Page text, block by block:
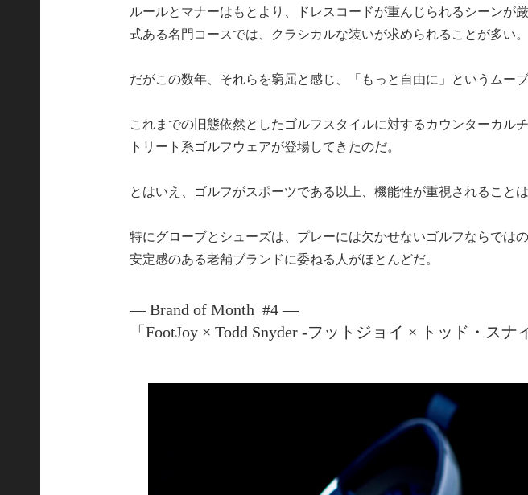
ルールとマナーはもとより、ドレスコードが重んじられるシーンが
式ある名門コースでは、クラシカルな装いが求められることが多い。
だがこの数年、それらを窮屈と感じ、「もっと自由に」というムー
これまでの旧態依然としたゴルフスタイルに対するカウンターカル
トリート系ゴルフウェアが登場してきたのだ。
とはいえ、ゴルフがスポーツである以上、機能性が重視されることは
特にグローブとシューズは、プレーには欠かせないゴルフならでは
安定感のある老舗ブランドに委ねる人がほとんどだ。
― Brand of Month_#4 ―
「FootJoy × Todd Snyder -フットジョイ × トッド・スナ